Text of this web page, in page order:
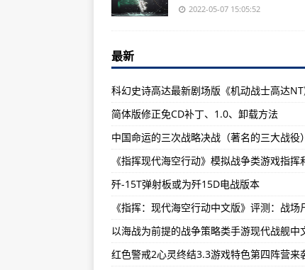
中国“巅峰使命2022”青藏高原
全球最先进的六代机有哪些国
中美俄三大国在世界舞台上纵
【知识点】生物安全实验室的
航空母舰内部生活照片 《壮志
2021年亮眼十大国产武器盘点
中央军委晋升上将军衔仪式9月
第三节国家选择：苏联陆军苏
中国致力于开发国产高性能航
动作射击类游戏哪款最经典好玩
科幻史诗高达最新剧场版《机
2022-05-07 15:05:52
最新
简体版修正免CD补丁、1.0、卸载方法
中国命运的三次战略决战（著名的三大战役
歼-15T弹射板或为歼15D电战版本
以海战为前提的战争策略类手游现代战舰中
红色警戒2心灵终结3.3游戏特色第四阵营来